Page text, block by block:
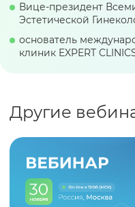
Вице-президент
Эстетической
основатель
клиник EXPERT
Другие